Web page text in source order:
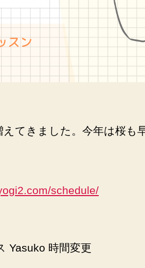
てきました。今年は桜も
schedule/
Yasuko 時間変更